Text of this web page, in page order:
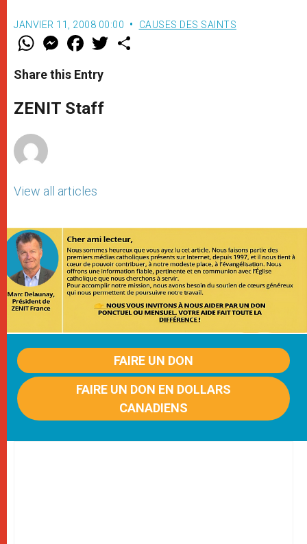
JANVIER 11, 2008 00:00 CAUSES DES SAINTS
W
t
s
p
p
M
e
s
e
g
e
F
a
e
b
o
k
w
Share this Entry
ZENIT Staff
View all articles
FAIRE UN DON
FAIRE UN DON EN DOLLARS
CANADIENS